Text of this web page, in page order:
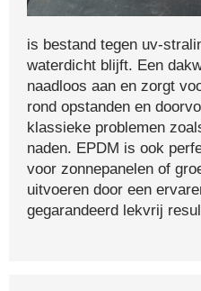
is bestand tegen uv-
waterdicht blijft. Een
naadloos aan en zorgt
rond opstanden en
klassieke problemen
naden. EPDM is ook
voor zonnepanelen of
uitvoeren door een
gegarandeerd lekvrij